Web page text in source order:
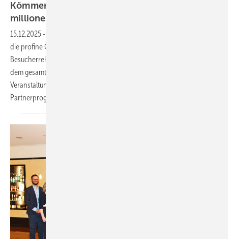
Kömmerling Branchentalk 2025: Es geht um
millionenschwere
15.12.2025 -
die profine GmbH mit ihrer Leitmarke Kömmerling einen neuen
Besucherrekord aufgestellt. Rund 140 Kömmerling Fenster-Profis aus
dem gesamten Bundesgebiet nahmen an der zweitägigen
Veranstaltung teil – so viele wie noch nie beim großen
Partnerprogramm der